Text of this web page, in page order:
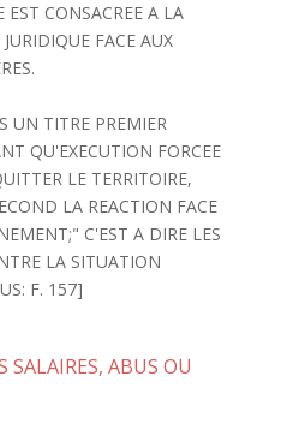
CONSACREE A LA
FACE AUX
UN TITRE PREMIER
QU'EXECUTION FORCEE
LE TERRITOIRE,
LA REACTION FACE
C'EST A DIRE LES
LA SITUATION
F. 157]
SALAIRES, ABUS OU